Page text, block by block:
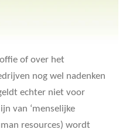
of over het
nog wel nadenken
echter niet voor
van ‘menselijke
resources) wordt